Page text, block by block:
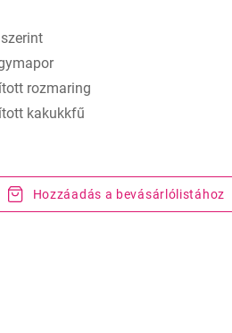
rozmaring
kakukkfű
Hozzáadás a bevásárlólistához